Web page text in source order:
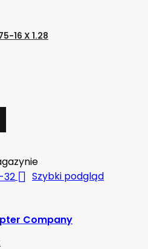
16 X 1.28
 Szybki podgląd
Company